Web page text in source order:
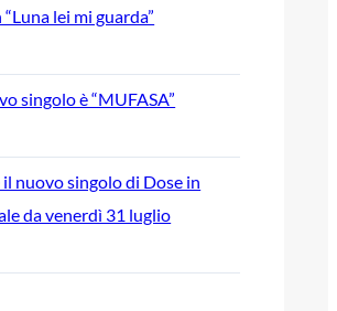
lei mi guarda”
singolo è “MUFASA”
il nuovo singolo di Dose in
da venerdì 31 luglio